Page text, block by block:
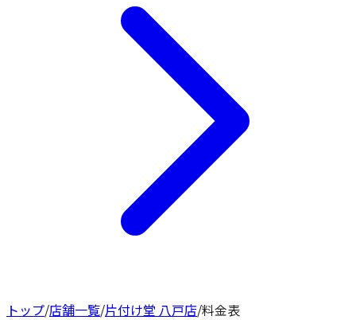
トップ/店舗一覧/片付け堂 八戸店/料金表